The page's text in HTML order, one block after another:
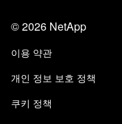
알아보기
Trust Center
책임 및 지속가능성
품질 인증
NetApp Instaclustr
블로그
고객 경험
고객 사례
사이트 피드백
액세스 가능성
이메일 구독
©2026 NetApp
이용 약관
개인 정보 보호 정책
쿠키 정책